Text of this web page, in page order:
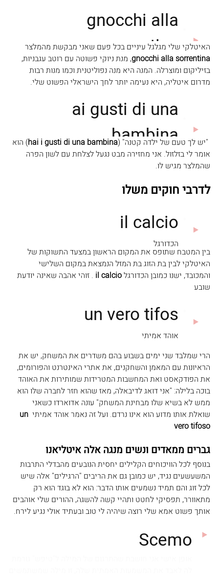
האיטלקי שלי מגלגל עיניים בכל פעם שאני מבקשת מהמלצר
gnocchi alla sorrentina, מנת ניוקי פשוטה עם רוטב עגבניות,
בזיליקום ומוצרלה. המנה היא מנה נפוליטנית וכמו מנות רבות
מדרום איטליה, היא נעימה יותר לחך הישראלי הפשוט שלי.
hai i gusti di una bambina) הוא
אומר לי בזלזול. אני מחזירה מבט נגעל לצלחת עם לשון הפרה
שהמלצר מגיש לו.
לדרבי חוקים משלו
בין המטבח שתופס את המקום הראשון במצעד התשוקות של
האיטלקי לבין בת הזוג בת המזל הנמצאת במקום השלישי
והמכובד, ישנו כמובן הכדורגל il calcio . זוהי אהבה שאינה יודעת
שובע
הרי שמלבד שני ימים בשבוע בהם משדרים את המשחק, יש את
הראיונות עם המאמן והשחקנים, את אתרי האינטרנט והפורומים,
את הפודקאסט ואת המחשבות המטרידות שמותירות את האוהד
בוכה בלילה: "אני דואג לדיבאלה, מאז שהוא חזר לחברה שלו הוא
ממש לא בשיא שלו מבחינת המשחק" עונה אדוארדו כשאני
שואלת אותו מדוע הוא אינו נרדם. ועל זה נאמר אוהד אמיתי un
vero tifoso
גברים ממאדים ונשים מנגה אלה איטליאנו
בנוסף לכל הוויכוחים הקלילים יחסית הנובעים מהבדלי התרבות
המשעשעים נגיד, יש כמובן גם את הריבים "הרגילים" אלה שיש
לכל זוג והם תמיד נשמעים אותו הדבר: הוא לא בוגד הוא רק
מתאוורר, תפסיקי לחטט ותהיי קשה להשגה, ההורים שלי אוהבים
אותך פשוט אמא שלי רוצה שיהיה לי טוב ובעתיד אולי נגיע לירח.